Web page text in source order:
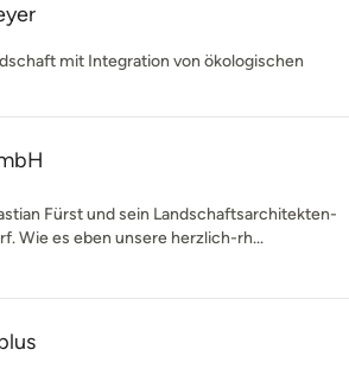
mit Integration von ökologischen
Fürst und sein Landschaftsarchitekten-
Wie es eben unsere herzlich-rh...